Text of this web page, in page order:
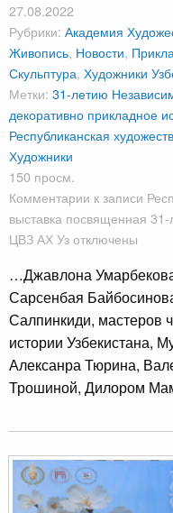
27.08.2022
Рубрики: Академия
Живопись, Новости,
Скульптура, Художники
Метки: 31-летию
декоративно прикладное
Республиканская
Художники
150 просм.
Комментарии к записи
выставка посвященная
ЦВЗ АХ Узотключены
…Джавлона
Сарсенбая
Салпинкиди, мастеров
истории Узбекистана,
Алексанра Тюрина,
Трошиной, Дилором